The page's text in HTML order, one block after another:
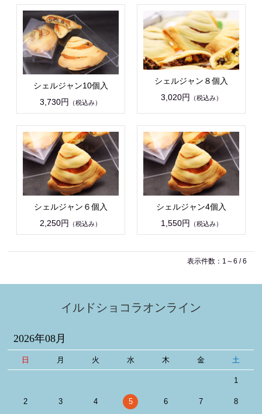
シェルジャン10個入
3,730円
（税込み）
シェルジャン８個入
3,020円
（税込み）
シェルジャン６個入
2,250円
（税込み）
シェルジャン4個入
1,550円
（税込み）
表示件数：1～6 / 6
イルドショコラオンライン
2026年08月
日 月 火 水 木 金 土
1
2 3 4 5 6 7 8